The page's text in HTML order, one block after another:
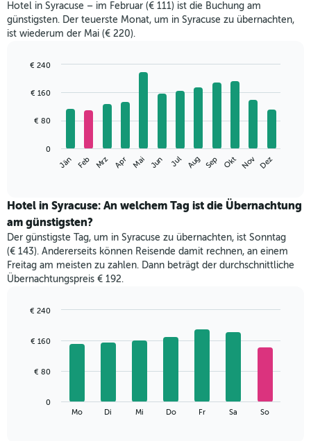
Hotel in Syracuse – im Februar (€ 111) ist die Buchung am
günstigsten. Der teuerste Monat, um in Syracuse zu übernachten,
ist wiederum der Mai (€ 220).
chart
bars.
folgende
den
durchschnittlichen
Zimmerpreis
im
jeweiligen
Monat
an.
Diagramm
X-
die
Monate
graphic.
Jän Feb Mrz Apr Mai Jun Jul Aug Sep Okt Nov Dez
0
€ 80
€ 160
€ 240
Hotel in Syracuse: An welchem Tag ist die Übernachtung
am günstigsten?
Der günstigste Tag, um in Syracuse zu übernachten, ist Sonntag
(€ 143). Andererseits können Reisende damit rechnen, an einem
Freitag am meisten zu zahlen. Dann beträgt der durchschnittliche
Übernachtungspreis € 192.
with
bars.
folgende
Mo Di Mi Do Fr Sa So
0
€ 80
€ 160
€ 240